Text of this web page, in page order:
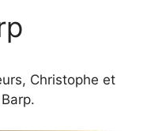
Christophe et